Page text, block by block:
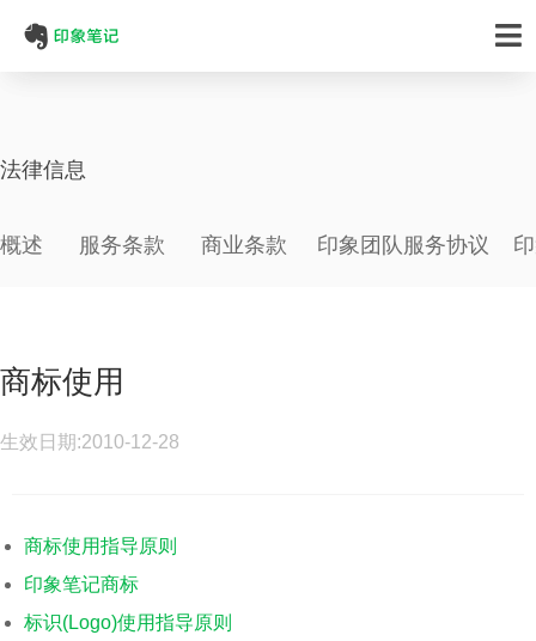
法律信息
概述 服务条款 商业条款 印象团队服务协议
商标使用
生效日期:2010-12-28
商标使用指导原则
印象笔记商标
标识(Logo)使用指导原则